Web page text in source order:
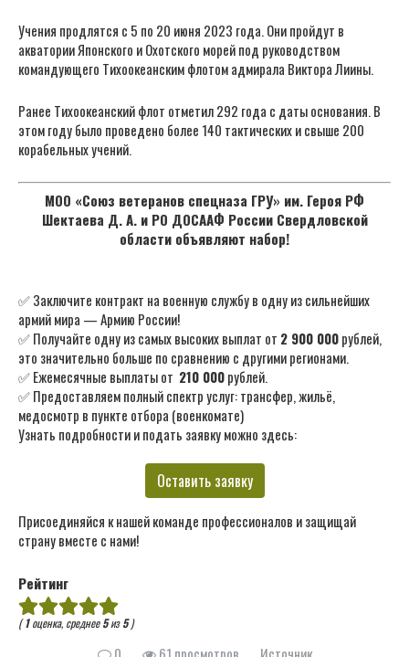
Учения продлятся с 5 по 20 июня 2023 года. Они пройдут в
акватории Японского и Охотского морей под руководством
командующего Тихоокеанским флотом адмирала Виктора Лиины.
Ранее Тихоокеанский флот отметил 292 года с даты основания. В
этом году было проведено более 140 тактических и свыше 200
корабельных учений.
МОО «Союз ветеранов спецназа ГРУ» им. Героя РФ
Шектаева Д. А. и РО ДОСААФ России Свердловской
области объявляют набор!
✅ Заключите контракт на военную службу в одну из сильнейших
армий мира — Армию России!
✅ Получайте одну из самых высоких выплат от 2 900 000рублей,
это значительно больше по сравнению с другими регионами.
✅ Ежемесячные выплаты от 210 000рублей.
✅ Предоставляем полный спектр услуг: трансфер, жильё,
медосмотр в пункте отбора (военкомате)
Узнать подробности и подать заявку можно здесь:
Оставить заявку
Присоединяйся к нашей команде профессионалов и защищай
страну вместе с нами!
Рейтинг
(1оценка, среднее5из5)